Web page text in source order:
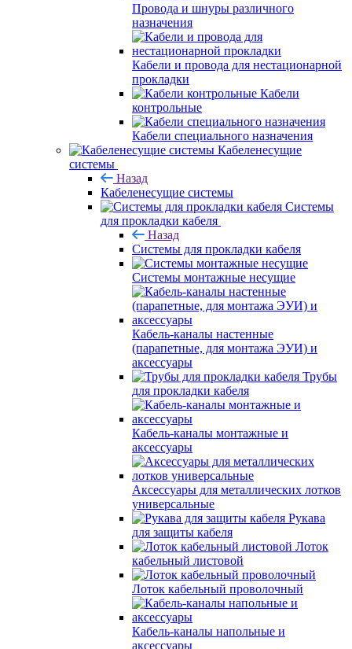
Провода и шнуры различного
назначения
Кабели и провода для нестационарной
прокладки
Кабели
контрольные
Кабели специального назначения
Кабеленесущие
системы
Назад
Кабеленесущие системы
Системы
для прокладки кабеля
Назад
Системы для прокладки кабеля
Системы монтажные несущие
Кабель-каналы настенные
(парапетные, для монтажа ЭУИ) и
аксессуары
Трубы
для прокладки кабеля
Кабель-каналы монтажные и
аксессуары
Аксессуары для металлических лотков
универсальные
Рукава
для защиты кабеля
Лоток
кабельный листовой
Лоток кабельный проволочный
Кабель-каналы напольные и
аксессуары